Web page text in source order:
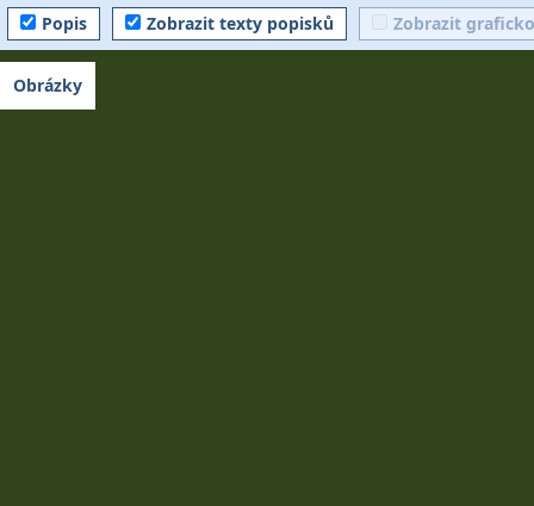
Popis Zobrazit texty popisků Zobrazit
Obrázky